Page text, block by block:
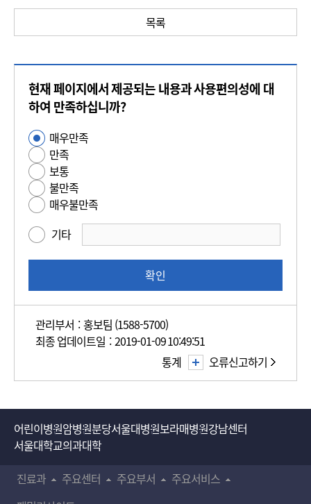
목록
현재 페이지에서 제공되는 내용과 사용편의성에 대
하여 만족하십니까?
사
용
편
의
성
족
사
매우만족
만족
보통
불만족
매우불만족
기타
확인
관리부서 : 홍보팀 (1588-5700)
최종 업데이트일 : 2019-01-09 10:49:51
오류신고하기
통계
어린이병원암병원분당서울대병원보라매병원강남센터
서울대학교의과대학
진료과
주요센터 주요부서
주요서비스